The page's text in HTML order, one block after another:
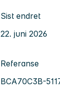
Sist endret
22. juni 2026
Referanse
BCA70C3B-